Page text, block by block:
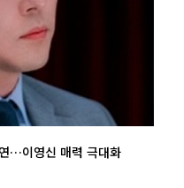
…이영신 매력 극대화